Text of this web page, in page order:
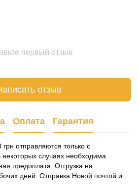
первый отзыв
отзыв
Оплата Гарантия
отправляются только с
случаях необходима
предоплата. Отгрузка на
дней. Отправка Новой почтой и